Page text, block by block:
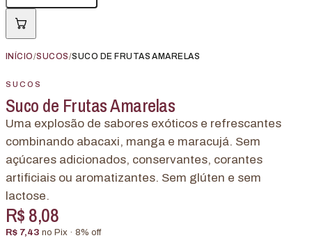
INÍCIO/SUCOS/SUCO DE FRUTAS AMARELAS
SUCOS
Suco de Frutas Amarelas
Uma explosão de sabores exóticos e refrescantes
combinando abacaxi, manga e maracujá. Sem
açúcares adicionados, conservantes, corantes
artificiais ou aromatizantes. Sem glúten e sem
lactose.
R$ 8,08
R$ 7,43 no Pix · 8% off